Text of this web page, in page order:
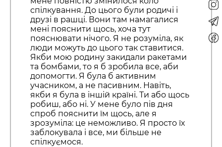
спілкування. До цього були родичі і
друзі в рашці. Вони там намагалися
мені пояснити щось, хоча тут
пояснювати нічого. Я не розуміла, як
люди можуть до цього так ставитися.
Якби мою родину закидали ракетами
та бомбами, то я б зробила все, аби
допомогти. Я була б активним
учасником, а не пасивним. Навіть,
якби я була в іншій країні. Ти або щось
робиш, або ні. У мене було пів дня
спроб пояснити їм щось, але я
зрозуміла: це неможливо. Я просто їх
заблокувала і все, ми більше не
спілкуємося.